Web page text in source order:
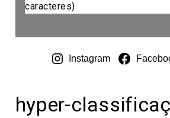
caracteres)
Instagram
hyper-